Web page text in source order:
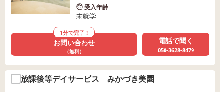
受入年齢
未就学
1分で完了！
お問い合わせ
（無料）
電話で聞く
050-3628-8479
放課後等デイサービス みかづき美園